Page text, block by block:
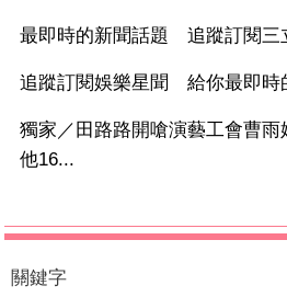
最即時的新聞話題 追蹤訂閱三
追蹤訂閱娛樂星聞 給你最即時
獨家／田路路開嗆演藝工會曹
他16...
關鍵字